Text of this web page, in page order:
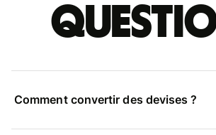
Comment convertir des devises ?